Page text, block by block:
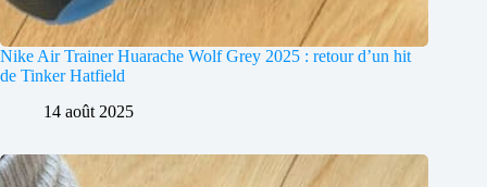
Nike Air Trainer Huarache Wolf Grey 2025 : retour d’un hit
de Tinker Hatfield
14 août 2025